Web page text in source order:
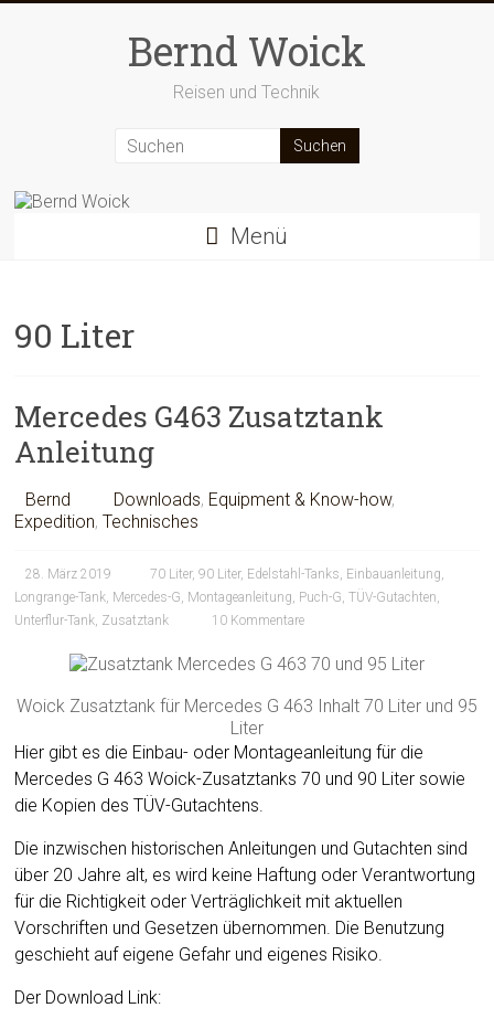
Bernd Woick
Reisen und Technik
Menü
90 Liter
Mercedes G463 Zusatztank
Anleitung
Bernd Downloads, Equipment & Know-how,
Expedition,Technisches
28. März 2019 70 Liter,90 Liter, Edelstahl-Tanks, Einbauanleitung,
Longrange-Tank, Mercedes-G, Montageanleitung, Puch-G,TÜV-Gutachten,
Unterflur-Tank, Zusatztank 10 Kommentare
Woick Zusatztank für Mercedes G 463 Inhalt 70 Liter und 95
Liter
Hier gibt es die Einbau- oder Montageanleitung für die
Mercedes G 463 Woick-Zusatztanks 70 und 90 Liter sowie
die Kopien des TÜV-Gutachtens.
Die inzwischen historischen Anleitungen und Gutachten sind
über 20 Jahre alt, es wird keine Haftung oder Verantwortung
für die Richtigkeit oder Verträglichkeit mit aktuellen
Vorschriften und Gesetzen übernommen. Die Benutzung
geschieht auf eigene Gefahr und eigenes Risiko.
Der Download Link: